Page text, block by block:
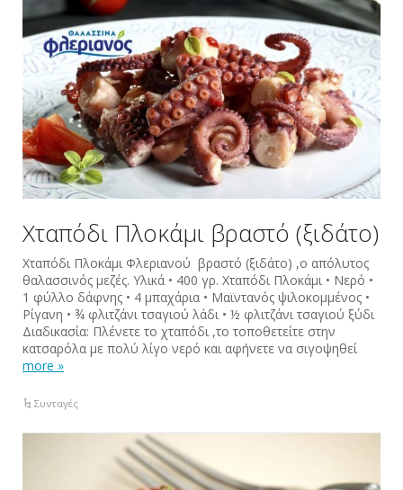
Xταπόδι Πλοκάμι βραστό (ξιδάτο)
Xταπόδι Πλοκάμι Φλεριανού βραστό (ξιδάτο) ,ο απόλυτος
θαλασσινός μεζές. Υλικά • 400 γρ. Xταπόδι Πλοκάμι • Νερό •
1 φύλλο δάφνης • 4 μπαχάρια • Μαϊντανός ψιλοκομμένος •
Ρίγανη • ¾ φλιτζάνι τσαγιού λάδι • ½ φλιτζάνι τσαγιού ξύδι
Διαδικασία: Πλένετε το χταπόδι ,το τοποθετείτε στην
κατσαρόλα με πολύ λίγο νερό και αφήνετε να σιγοψηθεί
more »
Συνταγές